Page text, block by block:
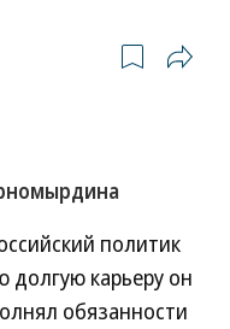
политик
карьеру он
обязанности